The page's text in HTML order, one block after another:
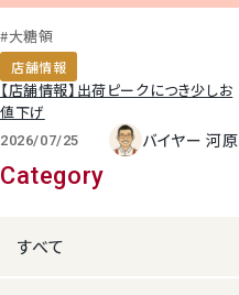
#大糖領
店舗情報
【店舗情報】出荷ピークにつき少しお
値下げ
2026/07/25 バイヤー 河原
Category
すべて